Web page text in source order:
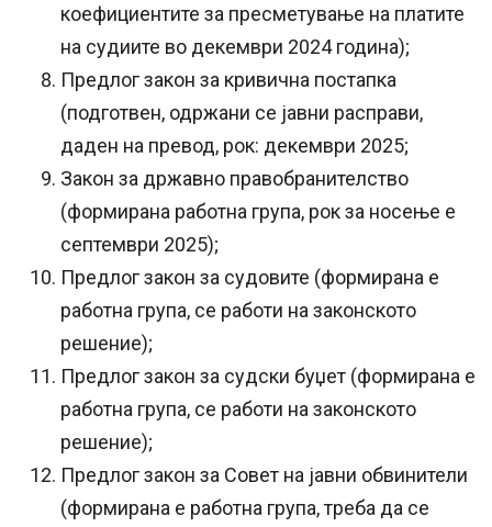
коефициентите за пресметување на платите
на судиите во декември 2024 година);
Предлог закон за кривична постапка
(подготвен, одржани се јавни расправи,
даден на превод, рок: декември 2025;
Закон за државно правобранителство
(формирана работна група, рок за носење е
септември 2025);
Предлог закон за судовите (формирана е
работна група, се работи на законското
решение);
Предлог закон за судски буџет (формирана е
работна група, се работи на законското
решение);
Предлог закон за Совет на јавни обвинители
(формирана е работна група, треба да се